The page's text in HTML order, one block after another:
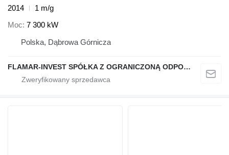
2014
1 m/g
Moc 7 300 kW
Polska, Dąbrowa Górnicza
FLAMAR-INVEST SPÓŁKA Z OGRANICZONĄ ODPOWIEDZIALNOŚCIĄ